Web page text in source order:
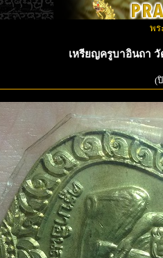
พร
เหรียญครูบาอินถา วั
(